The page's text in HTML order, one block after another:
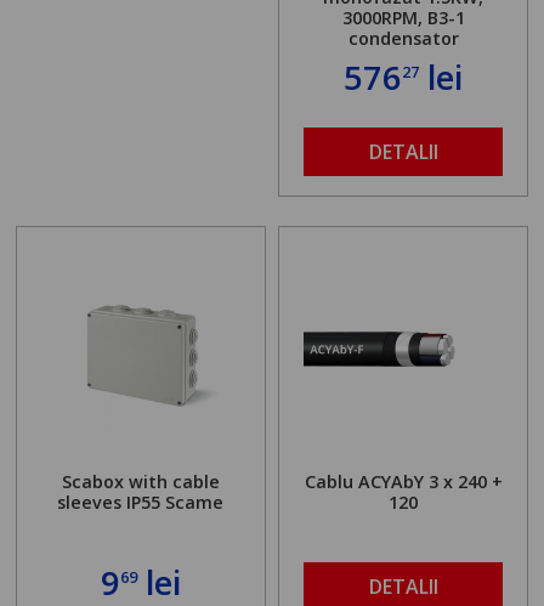
3000RPM, B3-1
condensator
57627 lei
DETALII
Scabox with cable
sleeves IP55 Scame
969lei
Cablu ACYAbY 3 x 240 +
120
DETALII